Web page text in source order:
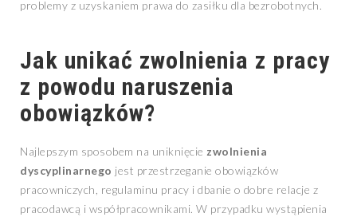
problemy z uzyskaniem prawa do zasiłku dla bezrobotnych.
Jak unikać zwolnienia z pracy
z powodu naruszenia
obowiązków?
Najlepszym sposobem na uniknięcie zwolnienia
dyscyplinarnego jest przestrzeganie obowiązków
pracowniczych, regulaminu pracy i dbanie o dobre relacje z
pracodawcą i współpracownikami. W przypadku wystąpienia